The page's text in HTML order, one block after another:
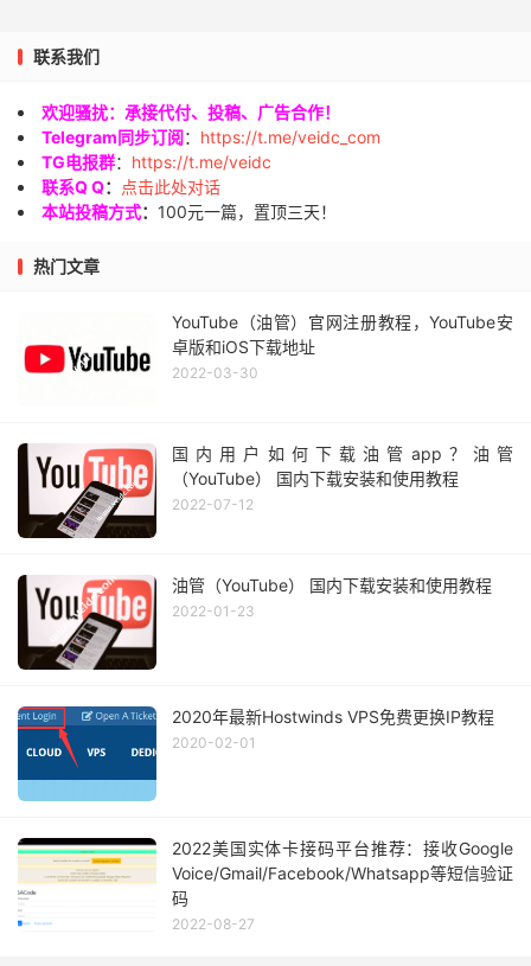
联系我们
欢迎骚扰：承接代付、投稿、广告合作！
Telegram同步订阅： https://t.me/veidc_com
TG电报群： https://t.me/veidc
联系Q Q：
点击此处对话
本站投稿方式： 100元一篇，置顶三天！
热门文章
YouTube（油管）官网注册教程，YouTube安
卓版和iOS下载地址
2022-03-30
国内用户如何下载油管app？油管
（YouTube） 国内下载安装和使用教程
2022-07-12
油管（YouTube） 国内下载安装和使用教程
2022-01-23
2020年最新Hostwinds VPS免费更换IP教程
2020-02-01
2022美国实体卡接码平台推荐：接收Google
Voice/Gmail/Facebook/Whatsapp等短信验证
码
2022-08-27